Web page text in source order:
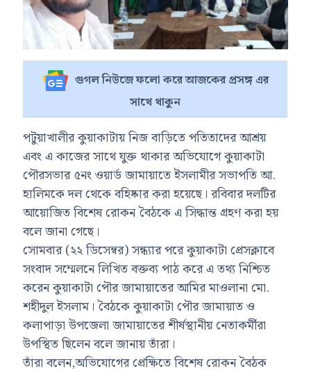
গুগল নিউজে ফলো করে আজকের প্রসঙ্গ এর
সাথে থাকুন
পটুয়াখালীর কুয়াকাটায় নিজ বাড়িতে পতিতাদের আশ্রয়
এবং এ কাজের সাথে যুক্ত থাকার অভিযোগে কুয়াকাটা
পৌরসভার ৫নং ওয়ার্ড জামায়াতে ইসলামীর সভাপতি আ.
হালিমকে দল থেকে বহিষ্কার করা হয়েছে। রবিবার দলটির
আয়োজিত বিশেষ রোকন বৈঠকে এ সিদ্ধান্ত গ্রহণ করা হয়
বলে জানা গেছে।
সোমবার (২২ ডিসেম্বর) সন্ধ্যার পরে কুয়াকাটা প্রেসক্লাবে
সংবাদ সম্মেলনে লিখিত বক্তব্য পাঠ করে এ তথ্য নিশ্চিত
করেন কুয়াকাটা পৌর জামায়াতের আমির মাওলানা মো.
শহীদুল ইসলাম। বৈঠকে কুয়াকাটা পৌর জামায়াত ও
কলাপাড়া উপজেলা জামায়াতের শীর্ষস্থানীয় নেতাকর্মীরা
উপস্থিত ছিলেন বলে জানায় তাঁরা।
তাঁরা বলেন,অভিযোগের প্রেক্ষিতে বিশেষ রোকন বৈঠক